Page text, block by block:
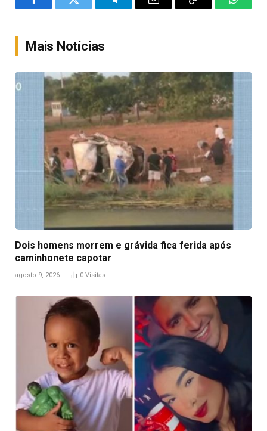
FacebookTwitter TelegramEmail
Copy
Mais Notícias
Dois homens morrem e grávida fica ferida após
caminhonete capotar
agosto 9, 2026 0 Visitas